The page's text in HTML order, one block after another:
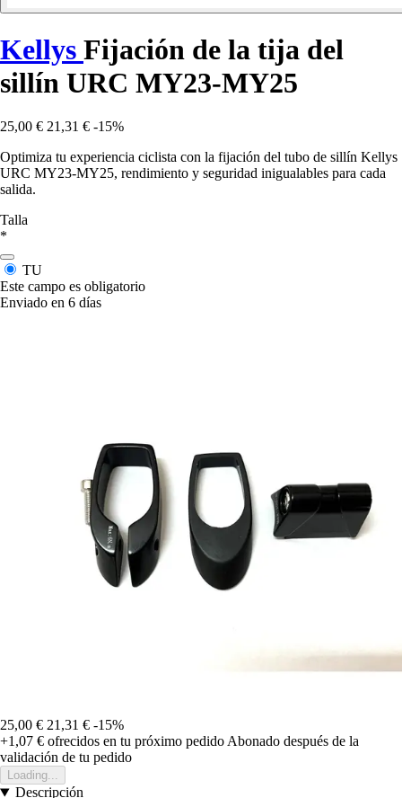
Kellys Fijación de la tija del
sillín URC MY23-MY25
25,00 € 21,31 € -15%
Optimiza tu experiencia ciclista con la fijación del tubo de sillín Kellys
URC MY23-MY25, rendimiento y seguridad inigualables para cada
salida.
Talla
*
TU
Este campo es obligatorio
Enviado en 6 días
25,00 € 21,31 € -15%
+1,07 € ofrecidos en tu próximo pedido Abonado después de la
validación de tu pedido
Loading...
Descripción